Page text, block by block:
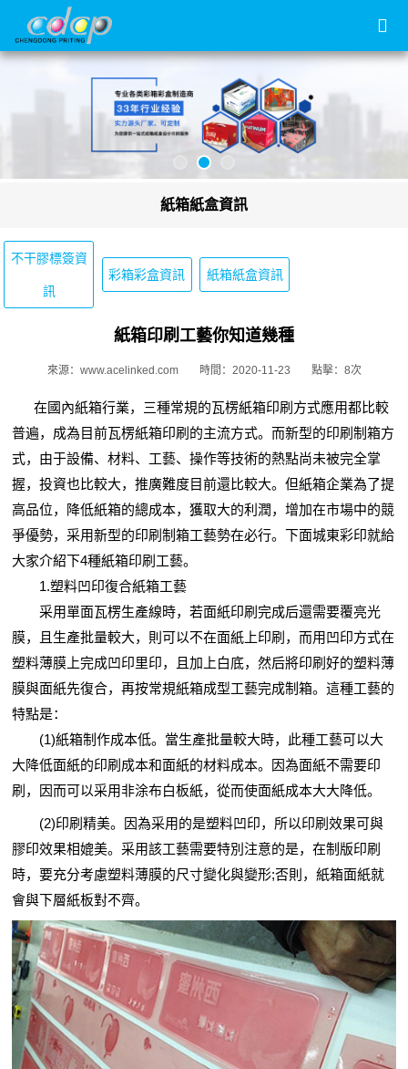
紙箱紙盒資訊
不干膠標簽資
訊
彩箱彩盒資訊 紙箱紙盒資訊
紙箱印刷工藝你知道幾種
來源：www.acelinked.com 時間：2020-11-23 點擊：8次
在國內紙箱行業，三種常規的瓦楞紙箱印刷方式應用都比較
普遍，成為目前瓦楞紙箱印刷的主流方式。而新型的印刷制箱方
式，由于設備、材料、工藝、操作等技術的熱點尚未被完全掌
握，投資也比較大，推廣難度目前還比較大。但紙箱企業為了提
高品位，降低紙箱的總成本，獲取大的利潤，增加在市場中的競
爭優勢，采用新型的印刷制箱工藝勢在必行。下面城東彩印就給
大家介紹下4種紙箱印刷工藝。
1.塑料凹印復合紙箱工藝
采用單面瓦楞生產線時，若面紙印刷完成后還需要覆亮光
膜，且生產批量較大，則可以不在面紙上印刷，而用凹印方式在
塑料薄膜上完成凹印里印，且加上白底，然后將印刷好的塑料薄
膜與面紙先復合，再按常規紙箱成型工藝完成制箱。這種工藝的
特點是：
(1)紙箱制作成本低。當生產批量較大時，此種工藝可以大
大降低面紙的印刷成本和面紙的材料成本。因為面紙不需要印
刷，因而可以采用非涂布白板紙，從而使面紙成本大大降低。
(2)印刷精美。因為采用的是塑料凹印，所以印刷效果可與
膠印效果相媲美。采用該工藝需要特別注意的是，在制版印刷
時，要充分考慮塑料薄膜的尺寸變化與變形;否則，紙箱面紙就
會與下層紙板對不齊。